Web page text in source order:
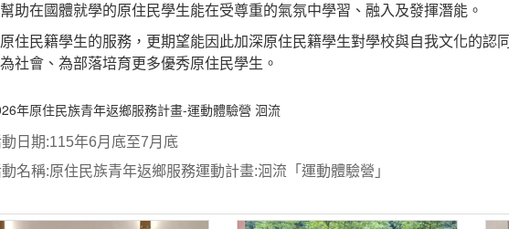
助在國體就學的原住民學生能在受尊重的氣氛中學習、融入及發揮潛能。
住民籍學生的服務，更期望能因此加深原住民籍學生對學校與自我文化的認
社會、為部落培育更多優秀原住民學生。
年原住民族青年返鄉服務計畫-運動體驗營 洄流
日期:115年6月底至7月底
名稱:原住民族青年返鄉服務運動計畫:洄流「運動體驗營」